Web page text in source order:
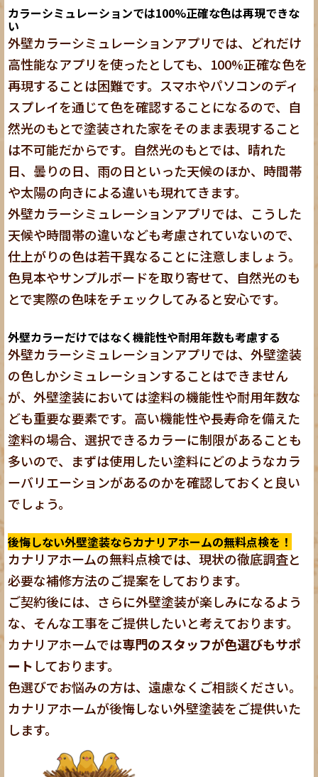
カラーシミュレーションでは100%正確な色は再現できな
い
外壁カラーシミュレーションアプリでは、どれだけ
高性能なアプリを使ったとしても、100%正確な色を
再現することは困難です。スマホやパソコンのディ
スプレイを通じて色を確認することになるので、自
然光のもとで塗装された家をそのまま表現すること
は不可能だからです。自然光のもとでは、晴れた
日、曇りの日、雨の日といった天候のほか、時間帯
や太陽の向きによる違いも現れてきます。
外壁カラーシミュレーションアプリでは、こうした
天候や時間帯の違いなども考慮されていないので、
仕上がりの色は若干異なることに注意しましょう。
色見本やサンプルボードを取り寄せて、自然光のも
とで実際の色味をチェックしてみると安心です。
外壁カラーだけではなく機能性や耐用年数も考慮する
外壁カラーシミュレーションアプリでは、外壁塗装
の色しかシミュレーションすることはできません
が、外壁塗装においては塗料の機能性や耐用年数な
ども重要な要素です。高い機能性や長寿命を備えた
塗料の場合、選択できるカラーに制限があることも
多いので、まずは使用したい塗料にどのようなカラ
ーバリエーションがあるのかを確認しておくと良い
でしょう。
後悔しない外壁塗装ならカナリアホームの無料点検を！
カナリアホームの無料点検では、現状の徹底調査と
必要な補修方法のご提案をしております。
ご契約後には、さらに外壁塗装が楽しみになるよう
な、そんな工事をご提供したいと考えております。
カナリアホームでは専門のスタッフが色選びもサポ
ート しております。
色選びでお悩みの方は、遠慮なくご相談ください。
カナリアホームが後悔しない外壁塗装をご提供いた
します。